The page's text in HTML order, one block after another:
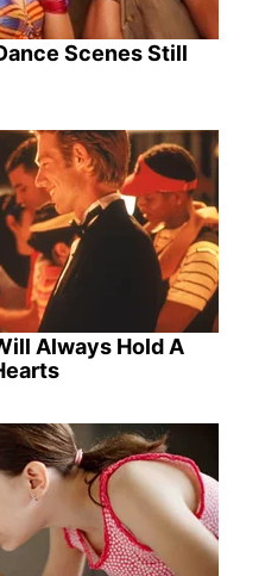
Scenes Still
Always Hold A